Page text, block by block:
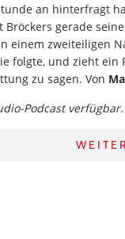
an hinterfragt
Bröckers gerade
einem zweiteiligen
folgte, und zieht
zu sagen. Von
Podcast verfügbar.